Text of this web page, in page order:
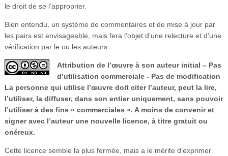
le droit de se l’approprier.
Bien entendu, un système de commentaires et de mise à jour par
les pairs est envisageable, mais fera l’objet d’une relecture et d’une
vérification par le ou les auteurs.
Attribution de l’œuvre à son auteur initial – Pas
d’utilisation commerciale - Pas de modification
La personne qui utilise l’œuvre doit citer l’auteur, peut la lire,
l’utiliser, la diffuser, dans son entier uniquement, sans pouvoir
l’utiliser à des fins « commerciales ». A moins de convenir et
signer avec l’auteur une nouvelle licence, à titre gratuit ou
onéreux.
Cette licence semble la plus fermée, mais a le mérite d’exprimer